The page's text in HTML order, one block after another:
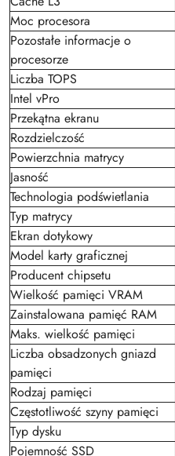
Moc procesora
Pozostałe informacje o
procesorze
Liczba TOPS
Intel vPro
Przekątna ekranu
Rozdzielczość
Powierzchnia matrycy
Jasność
Technologia podświetlania
Typ matrycy
Ekran dotykowy
Model karty graficznej
Producent chipsetu
Wielkość pamięci VRAM
Zainstalowana pamięć RAM
Maks. wielkość pamięci
Liczba obsadzonych gniazd
pamięci
Rodzaj pamięci
Częstotliwość szyny pamięci
Typ dysku
Pojemność SSD